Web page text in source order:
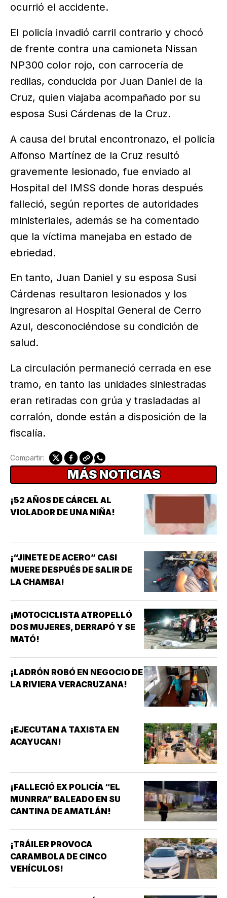
ocurrió el accidente.
El policía invadió carril contrario y chocó
de frente contra una camioneta Nissan
NP300 color rojo, con carrocería de
redilas, conducida por Juan Daniel de la
Cruz, quien viajaba acompañado por su
esposa Susi Cárdenas de la Cruz.
A causa del brutal encontronazo, el policía
Alfonso Martínez de la Cruz resultó
gravemente lesionado, fue enviado al
Hospital del IMSS donde horas después
falleció, según reportes de autoridades
ministeriales, además se ha comentado
que la víctima manejaba en estado de
ebriedad.
En tanto, Juan Daniel y su esposa Susi
Cárdenas resultaron lesionados y los
ingresaron al Hospital General de Cerro
Azul, desconociéndose su condición de
salud.
La circulación permaneció cerrada en ese
tramo, en tanto las unidades siniestradas
eran retiradas con grúa y trasladadas al
corralón, donde están a disposición de la
fiscalía.
Compartir:
MÁS NOTICIAS
¡52 AÑOS DE CÁRCEL AL
VIOLADOR DE UNA NIÑA!
¡“JINETE DE ACERO” CASI
MUERE DESPUÉS DE SALIR DE
LA CHAMBA!
¡MOTOCICLISTA ATROPELLÓ
DOS MUJERES, DERRAPÓ Y SE
MATÓ!
¡LADRÓN ROBÓ EN NEGOCIO DE
LA RIVIERA VERACRUZANA!
¡EJECUTAN A TAXISTA EN
ACAYUCAN!
¡FALLECIÓ EX POLICÍA “EL
MUNRRA” BALEADO EN SU
CANTINA DE AMATLÁN!
¡TRÁILER PROVOCA
CARAMBOLA DE CINCO
VEHÍCULOS!